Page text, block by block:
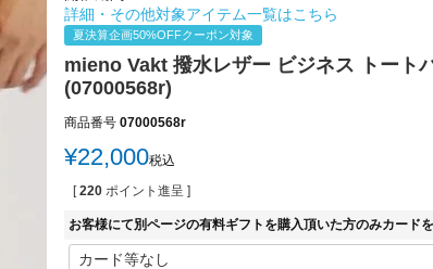
詳細・その他対象アイテム一覧はこちら
夏決算企画50%OFFクーポン対象
mieno Vakt 撥水レザー ビジネス トート
(07000568r)
商品番号 07000568r
¥22,000税込
[ 220 ポイント進呈 ]
お客様にて別ページの有料ギフトを購入頂いた方のみカード